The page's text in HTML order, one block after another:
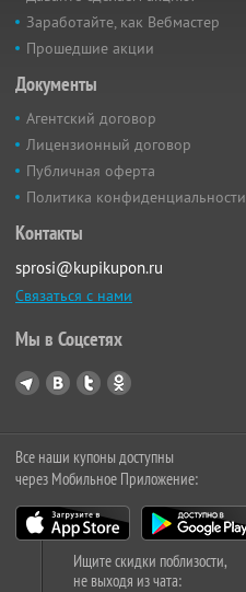
Заработайте, как Вебмастер
Прошедшие акции
Документы
Агентский договор
Лицензионный договор
Публичная оферта
Политика конфиденциальности
Контакты
sprosi@kupikupon.ru
Связаться с нами
Мы в Соцсетях
Все наши купоны доступны
через Мобильное Приложение:
Ищите скидки поблизости,
не выходя из чата: